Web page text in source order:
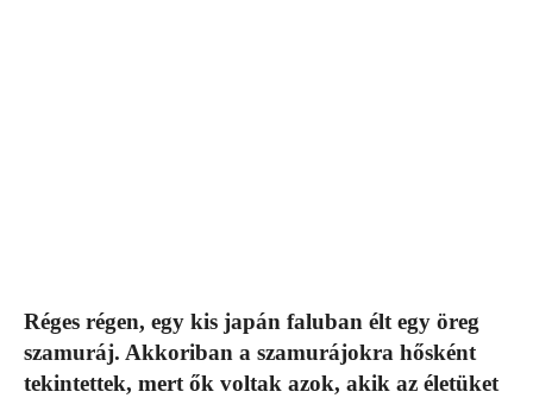
Réges régen, egy kis japán faluban élt egy öreg
szamuráj. Akkoriban a szamurájokra hősként
tekintettek, mert ők voltak azok, akik az életüket